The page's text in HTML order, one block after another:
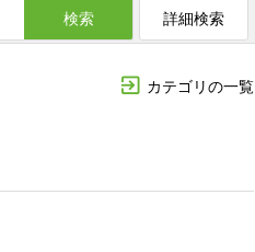
検索 詳細検索
カテゴリの一覧